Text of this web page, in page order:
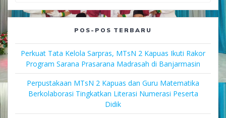
POS-POS TERBARU
Perkuat Tata Kelola Sarpras, MTsN 2 Kapuas Ikuti Rakor
Program Sarana Prasarana Madrasah di Banjarmasin
Perpustakaan MTsN 2 Kapuas dan Guru Matematika
Berkolaborasi Tingkatkan Literasi Numerasi Peserta
Didik